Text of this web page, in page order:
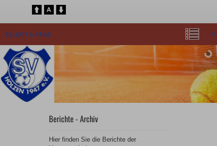
Berichte - Archiv
Hier finden Sie die Berichte der